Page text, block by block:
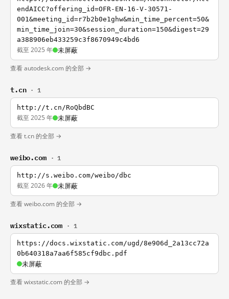
endAICC?offering_id=OFR-EN-16-V-30571-
001&meeting_id=r7b2b0e1ghw&min_time_percent=50&
min_time_join=30&session_duration=150&digest=29
a388906eb433259c3f8670949c4bd6
截至 2025 年 未屏蔽
查看 autodesk.com 的全部 →
t.cn · 1
http://t.cn/RoQbdBC
截至 2025 年 未屏蔽
查看 t.cn 的全部 →
weibo.com · 1
http://s.weibo.com/weibo/dbc
截至 2026 年 未屏蔽
查看 weibo.com 的全部 →
wixstatic.com · 1
https://docs.wixstatic.com/ugd/8e906d_2a13cc72a
0b640318a7aa6f585cf9dbc.pdf
未屏蔽
查看 wixstatic.com 的全部 →